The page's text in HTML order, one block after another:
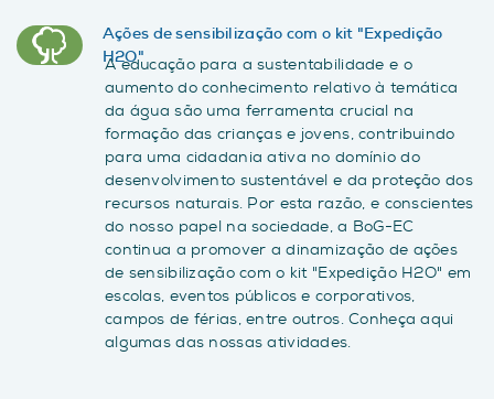
Ações de sensibilização com o kit "Expedição
H2O"
A educação para a sustentabilidade e o
aumento do conhecimento relativo à temática
da água são uma ferramenta crucial na
formação das crianças e jovens, contribuindo
para uma cidadania ativa no domínio do
desenvolvimento sustentável e da proteção dos
recursos naturais. Por esta razão, e conscientes
do nosso papel na sociedade, a BoG-EC
continua a promover a dinamização de ações
de sensibilização com o kit "Expedição H2O" em
escolas, eventos públicos e corporativos,
campos de férias, entre outros. Conheça aqui
algumas das nossas atividades.